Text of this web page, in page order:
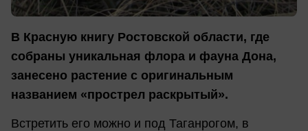
В Красную книгу Ростовской области, где
собраны уникальная флора и фауна Дона,
занесено растение с оригинальным
названием «прострел раскрытый».
Встретить его можно и под Таганрогом, в